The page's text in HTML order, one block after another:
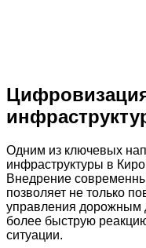
Одним из ключевых
инфраструктуры в
Внедрение
позволяет не только
управления дорожным
более быструю
ситуации.